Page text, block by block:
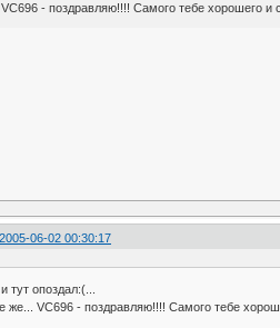
- поздравляю!!!! Самого тебе хорошего и
2005-06-02 00:30:17
тут опоздал:(...
же... VC696 - поздравляю!!!! Самого тебе